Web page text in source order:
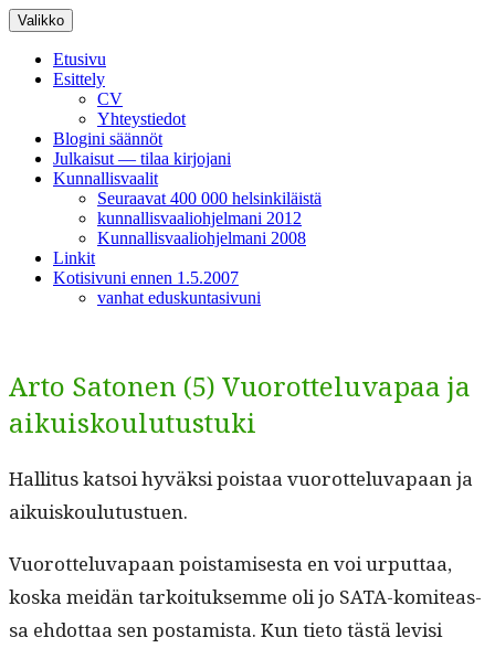
Siirry
sisältöön
Valikko
Etusivu
Esittely
CV
Yhteystiedot
Blogini säännöt
Julkaisut — tilaa kirjojani
Kunnallisvaalit
Seuraavat 400 000 helsinkiläistä
kunnallisvaaliohjelmani 2012
Kunnallisvaaliohjelmani 2008
Linkit
Kotisivuni ennen 1.5.2007
vanhat eduskuntasivuni
Arto Satonen (5) Vuorotteluvapaa ja
aikuiskoulutustuki
Hal­li­tus kat­soi hyväk­si pois­taa vuorot­telu­va­paan ja
aikuiskoulutustuen.
Vuorot­telu­va­paan pois­tamis­es­ta en voi urput­taa,
kos­ka mei­dän tarkoituk­semme oli jo SATA-komite­as­
sa ehdot­taa sen post­amista. Kun tieto tästä lev­isi